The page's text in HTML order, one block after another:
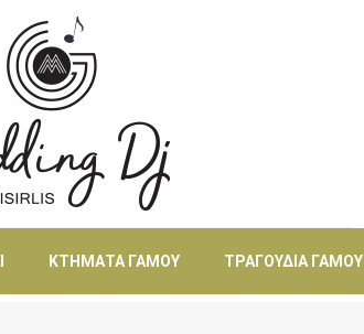
ΚΤΉΜΑΤΑ ΓΆΜΟΥ ΤΡΑΓΟΎΔΙΑ ΓΆΜΟΥ